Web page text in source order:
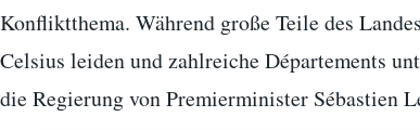
Konfliktthema. Während große Teile des
Celsius leiden und zahlreiche Départements
die Regierung von Premierminister Sébastien